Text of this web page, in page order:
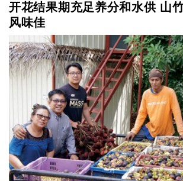
开花结果期充足养分和水供 山
风味佳